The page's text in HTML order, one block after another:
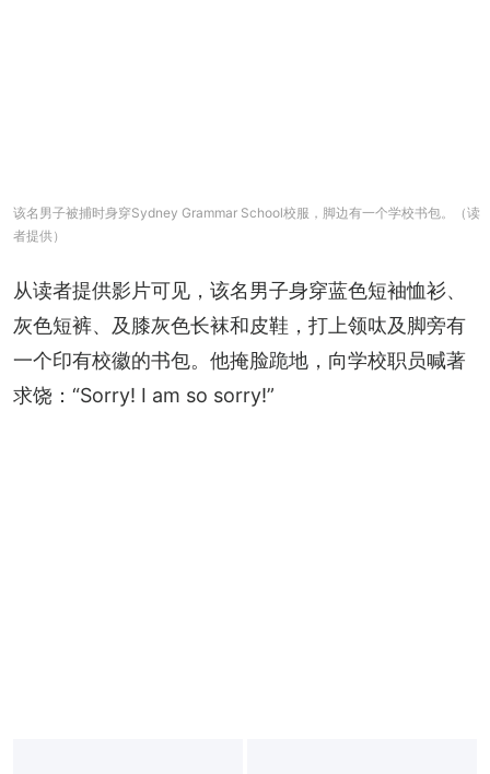
该名男子被捕时身穿Sydney Grammar School校服，脚边有一个学校书包。（读
者提供）
从读者提供影片可见，该名男子身穿蓝色短袖恤衫、
灰色短裤、及膝灰色长袜和皮鞋，打上领呔及脚旁有
一个印有校徽的书包。他掩脸跪地，向学校职员喊著
求饶：“Sorry! I am so sorry!”